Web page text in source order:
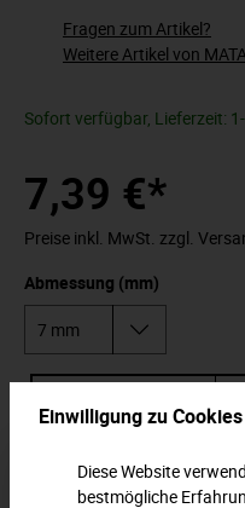
Fragen zum Artikel?
Weitere Artikel von
Sofort verfügbar, Lieferzeit:
7,39 €*
Preise inkl. MwSt. zzgl.
Abmessung (mm)
Einwilligung zu
Diese Website
bestmögliche